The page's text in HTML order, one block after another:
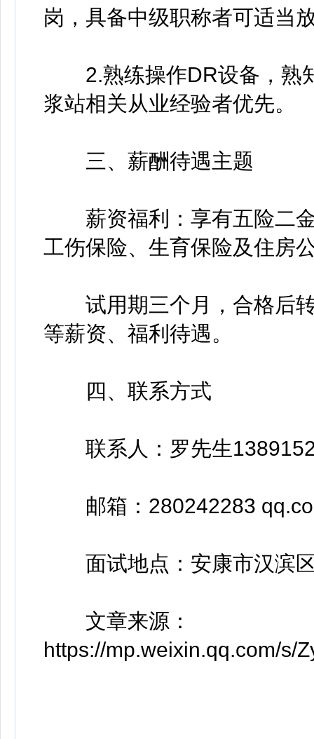
岗，具备中级职称者可适当
2.熟练操作DR设备，熟
浆站相关从业经验者优先。
三、薪酬待遇主题
薪资福利：享有五险二金
工伤保险、生育保险及住房
试用期三个月，合格后转
等薪资、福利待遇。
四、联系方式
联系人：罗先生
邮箱：280242283
面试地点：安康市汉滨
文章来源：
https://mp.weixin.qq.com/s/